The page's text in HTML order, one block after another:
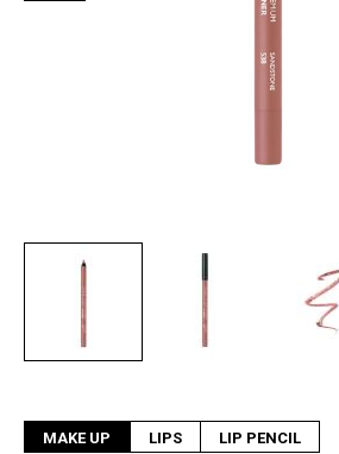
MAKE UP LIPS LIP PENCIL